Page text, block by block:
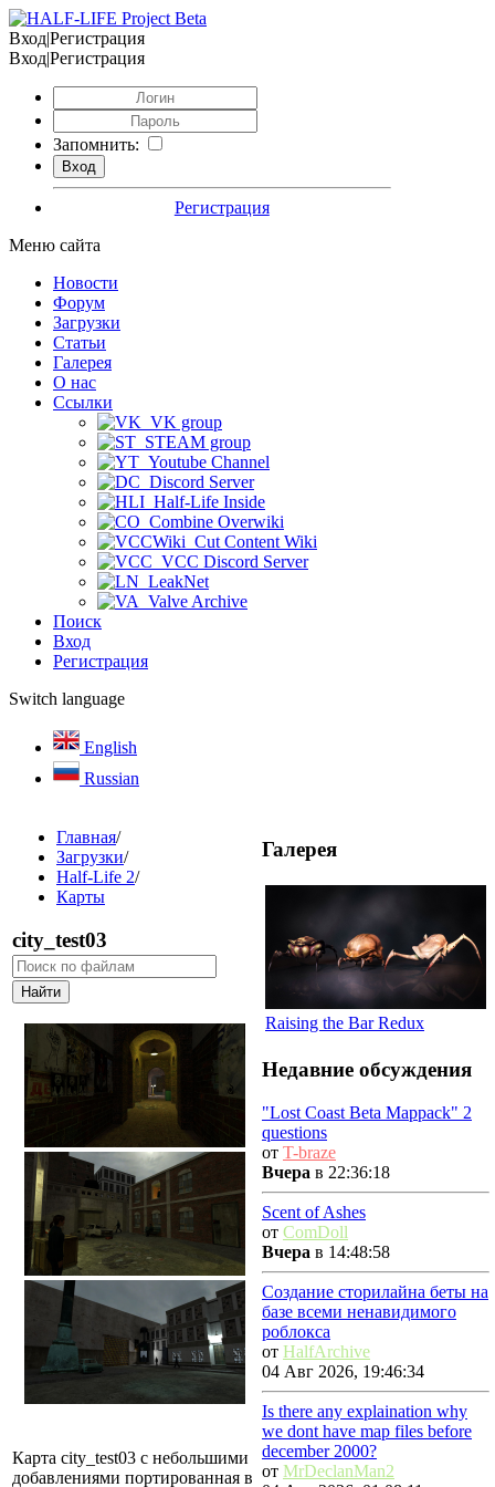
Вход|Регистрация
Вход|Регистрация
Запомнить:
Регистрация
Меню сайта
Новости
Форум
Загрузки
Статьи
Галерея
О нас
Ссылки
VK group
STEAM group
Youtube Channel
Discord Server
Half-Life Inside
Combine Overwiki
Cut Content Wiki
VCC Discord Server
LeakNet
Valve Archive
Поиск
Вход
Регистрация
Switch language
English
Russian
Главная/
Загрузки/
Half-Life 2/
Карты
сity_test03
Карта city_test03 с небольшими
добавлениями портированная в
Галерея
Raising the Bar Redux
Недавние обсуждения
"Lost Coast Beta Mappack" 2
questions
от T-braze
Вчера в 22:36:18
Scent of Ashes
от ComDoll
Вчера в 14:48:58
Создание сторилайна беты на
базе всеми ненавидимого
роблокса
от HalfArchive
04 Авг 2026, 19:46:34
Is there any explaination why
we dont have map files before
december 2000?
от MrDeclanMan2